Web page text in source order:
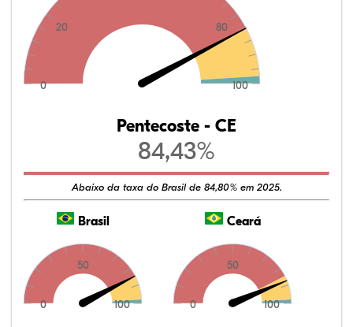
0
20 80
100
Pentecoste - CE
84,43%
Abaixo da taxa do Brasil de 84,80% em 2025.
Brasil
0
50
100
Ceará
0
50
100